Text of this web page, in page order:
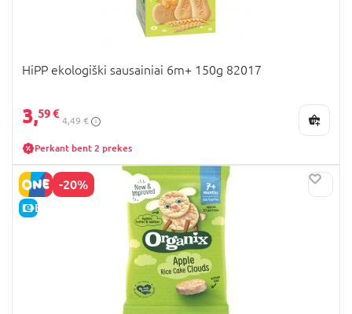
HiPP ekologiški sausainiai 6m+ 150g 82017
3,59 €
4,49 €
Perkant bent 2 prekes
-20%
E-KAINA